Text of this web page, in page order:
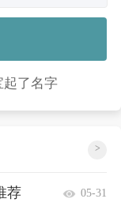
起了名字
>
荐
05-31